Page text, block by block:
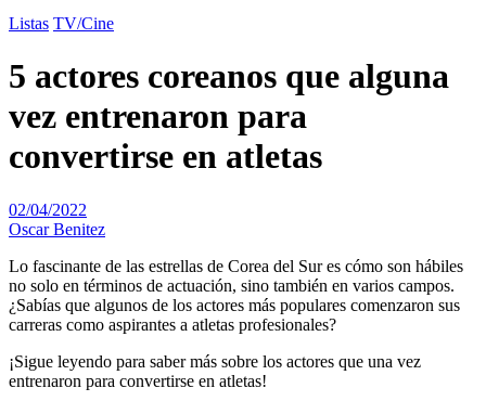
Listas TV/Cine
5 actores coreanos que alguna
vez entrenaron para
convertirse en atletas
02/04/2022
Oscar Benitez
Lo fascinante de las estrellas de Corea del Sur es cómo son hábiles
no solo en términos de actuación, sino también en varios campos.
¿Sabías que algunos de los actores más populares comenzaron sus
carreras como aspirantes a atletas profesionales?
¡Sigue leyendo para saber más sobre los actores que una vez
entrenaron para convertirse en atletas!